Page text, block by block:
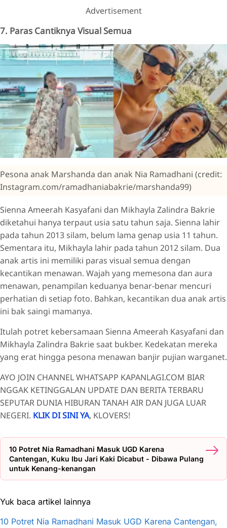
Advertisement
7. Paras Cantiknya Visual Semua
Pesona anak Marshanda dan anak Nia Ramadhani (credit:
Instagram.com/ramadhaniabakrie/marshanda99)
Sienna Ameerah Kasyafani dan Mikhayla Zalindra Bakrie
diketahui hanya terpaut usia satu tahun saja. Sienna lahir
pada tahun 2013 silam, belum lama genap usia 11 tahun.
Sementara itu, Mikhayla lahir pada tahun 2012 silam. Dua
anak artis ini memiliki paras visual semua dengan
kecantikan menawan. Wajah yang memesona dan aura
menawan, penampilan keduanya benar-benar mencuri
perhatian di setiap foto. Bahkan, kecantikan dua anak artis
ini bak saingi mamanya.
Itulah potret kebersamaan Sienna Ameerah Kasyafani dan
Mikhayla Zalindra Bakrie saat bukber. Kedekatan mereka
yang erat hingga pesona menawan banjir pujian warganet.
AYO JOIN CHANNEL WHATSAPP KAPANLAGI.COM BIAR
NGGAK KETINGGALAN UPDATE DAN BERITA TERBARU
SEPUTAR DUNIA HIBURAN TANAH AIR DAN JUGA LUAR
NEGERI. KLIK DI SINI YA, KLOVERS!
10 Potret Nia Ramadhani Masuk UGD Karena
Cantengan, Kuku Ibu Jari Kaki Dicabut - Dibawa Pulang
untuk Kenang-kenangan
Yuk baca artikel lainnya
10 Potret Nia Ramadhani Masuk UGD Karena Cantengan,